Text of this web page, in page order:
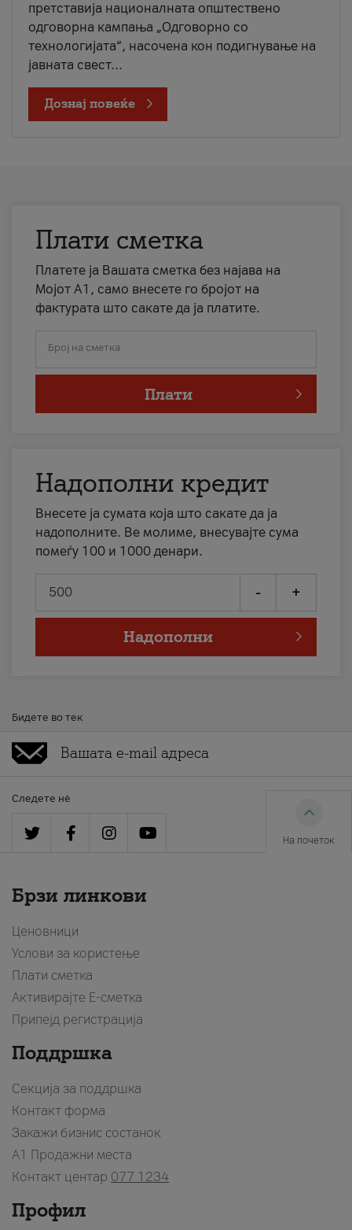
претставија националната општествено
одговорна кампања „Одговорно со
технологијата“, насочена кон подигнување на
јавната свест...
Дознај повеќе
Плати сметка
Платете ја Вашата сметка без најава на
Мојот А1, само внесете го бројот на
фактурата што сакате да ја платите.
Број на сметка
Плати
Надополни кредит
Внесете ја сумата која што сакате да ја
надополните. Ве молиме, внесувајте сума
помеѓу 100 и 1000 денари.
- +
Надополни
Бидете во тек
Следете нè
На почеток
Брзи линкови
Ценовници
Услови за користење
Плати сметка
Активирајте Е-сметка
Припејд регистрација
Поддршка
Секција за поддршка
Контакт форма
Закажи бизнис состанок
A1 Продажни места
Контакт центар 077 1234
Профил